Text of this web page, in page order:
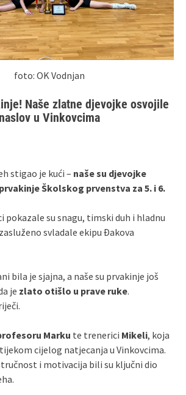
foto: OK Vodnjan
Naše zlatne djevojke osvojile
naslov u Vinkovcima
stigao je kući – naše su djevojke
Školskog prvenstva za 5. i 6.
pokazale su snagu, timski duh i hladnu
svladale ekipu Đakova
bila je sjajna, a naše su prvakinje još
je zlato otišlo u prave ruke.
Marku te trenerici Mikeli, koja
cijelog natjecanja u Vinkovcima.
i motivacija bili su ključni dio